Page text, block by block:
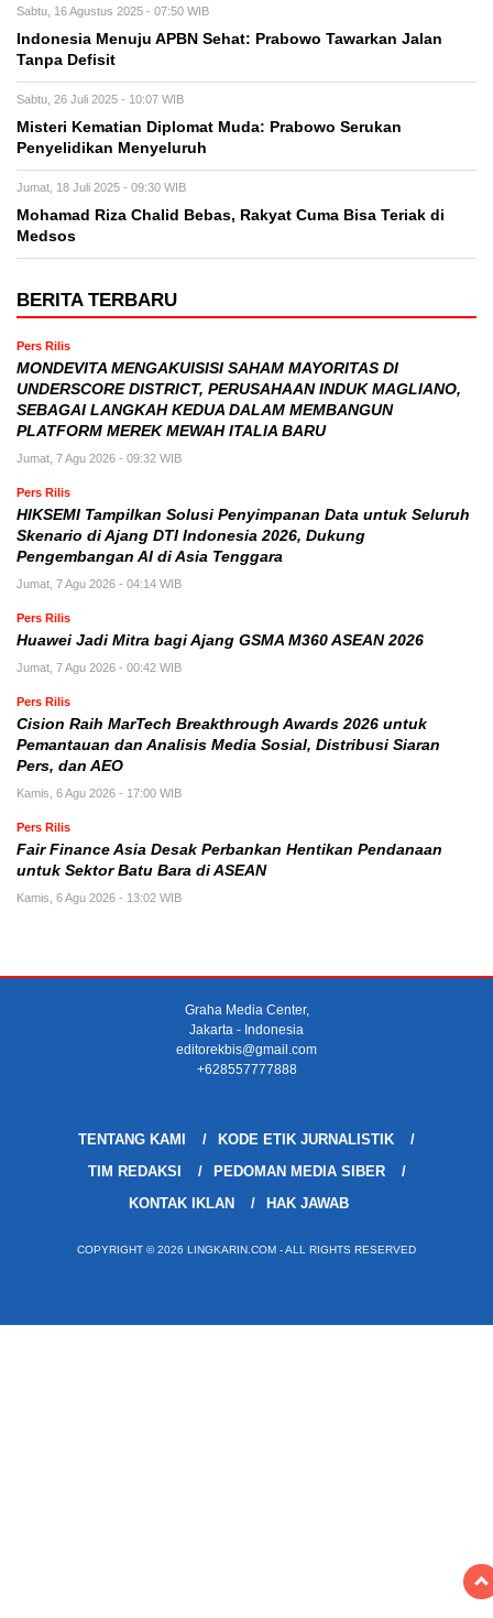
Sabtu, 16 Agustus 2025 - 07:50 WIB
Indonesia Menuju APBN Sehat: Prabowo Tawarkan Jalan
Tanpa Defisit
Sabtu, 26 Juli 2025 - 10:07 WIB
Misteri Kematian Diplomat Muda: Prabowo Serukan
Penyelidikan Menyeluruh
Jumat, 18 Juli 2025 - 09:30 WIB
Mohamad Riza Chalid Bebas, Rakyat Cuma Bisa Teriak di
Medsos
BERITA TERBARU
Pers Rilis
MONDEVITA MENGAKUISISI SAHAM MAYORITAS DI
UNDERSCORE DISTRICT, PERUSAHAAN INDUK MAGLIANO,
SEBAGAI LANGKAH KEDUA DALAM MEMBANGUN
PLATFORM MEREK MEWAH ITALIA BARU
Jumat, 7 Agu 2026 - 09:32 WIB
Pers Rilis
HIKSEMI Tampilkan Solusi Penyimpanan Data untuk Seluruh
Skenario di Ajang DTI Indonesia 2026, Dukung
Pengembangan AI di Asia Tenggara
Jumat, 7 Agu 2026 - 04:14 WIB
Pers Rilis
Huawei Jadi Mitra bagi Ajang GSMA M360 ASEAN 2026
Jumat, 7 Agu 2026 - 00:42 WIB
Pers Rilis
Cision Raih MarTech Breakthrough Awards 2026 untuk
Pemantauan dan Analisis Media Sosial, Distribusi Siaran
Pers, dan AEO
Kamis, 6 Agu 2026 - 17:00 WIB
Pers Rilis
Fair Finance Asia Desak Perbankan Hentikan Pendanaan
untuk Sektor Batu Bara di ASEAN
Kamis, 6 Agu 2026 - 13:02 WIB
Graha Media Center,
Jakarta - Indonesia
editorekbis@gmail.com
+628557777888
TENTANG KAMI
KODE ETIK JURNALISTIK
TIM REDAKSI
PEDOMAN MEDIA SIBER
KONTAK IKLAN
HAK JAWAB
COPYRIGHT © 2026 LINGKARIN.COM - ALL RIGHTS RESERVED